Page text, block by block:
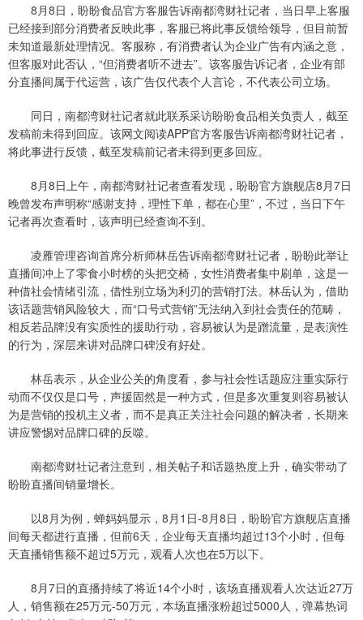
8月8日，盼盼食品官方客服告诉南都湾财社记者，当日早上客服
已经接到部分消费者反映此事，客服已将此事反馈给领导，但目前暂
未知道最新处理情况。客服称，有消费者认为企业广告有内涵之意，
但客服对此否认，“但消费者听不进去”。该客服告诉记者，企业有部
分直播间属于代运营，该广告仅代表个人言论，不代表公司立场。
同日，南都湾财社记者就此联系采访盼盼食品相关负责人，截至
发稿前未得到回应。该网文阅读APP官方客服告诉南都湾财社记者，
将此事进行反馈，截至发稿前记者未得到更多回应。
8月8日上午，南都湾财社记者查看发现，盼盼官方旗舰店8月7日
晚曾发布声明称“感谢支持，理性下单，都在心里”，不过，当日下午
记者再次查看时，该声明已经查询不到。
凌雁管理咨询首席分析师林岳告诉南都湾财社记者，盼盼此举让
直播间冲上了零食小时榜的头把交椅，女性消费者集中刷单，这是一
种借社会情绪引流，借性别立场为利刃的营销打法。林岳认为，借助
该话题营销风险较大，而“口号式营销”无法纳入到社会责任的范畴，
相反若品牌没有实质性的援助行动，容易被认为是蹭流量，是表演性
的行为，深层来讲对品牌口碑没有好处。
林岳表示，从企业公关的角度看，参与社会性话题应注重实际行
动而不仅仅是口号，声援固然是一种方式，但是多次重复则容易被认
为是营销的投机主义者，而不是真正关注社会问题的解决者，长期来
讲应警惕对品牌口碑的反噬。
南都湾财社记者注意到，相关帖子和话题热度上升，确实带动了
盼盼直播间销量增长。
以8月为例，蝉妈妈显示，8月1日-8月8日，盼盼官方旗舰店直播
间每天都进行直播，但前6天，企业每天直播均超过13个小时，但每
天直播销售额不超过5万元，观看人次也在5万以下。
8月7日的直播持续了将近14个小时，该场直播观看人次达近27万
人，销售额在25万元-50万元，本场直播涨粉超过5000人，弹幕热词